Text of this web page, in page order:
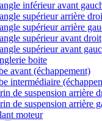
inférieur avant
supérieur arrière
supérieur arrière
supérieur avant droit
supérieur avant
boite
avant (échappement)
intermédiaire
de suspension arrière
de suspension arrière
moteur